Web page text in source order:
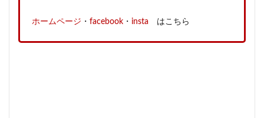
ホームページ ・ facebook ・ insta はこちら